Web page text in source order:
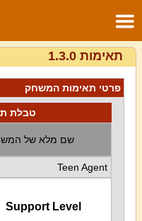
תאימות 1.3.0
פרטי תאימות המשחק
טבלת
שם מלא של
Teen Agent
Support Level